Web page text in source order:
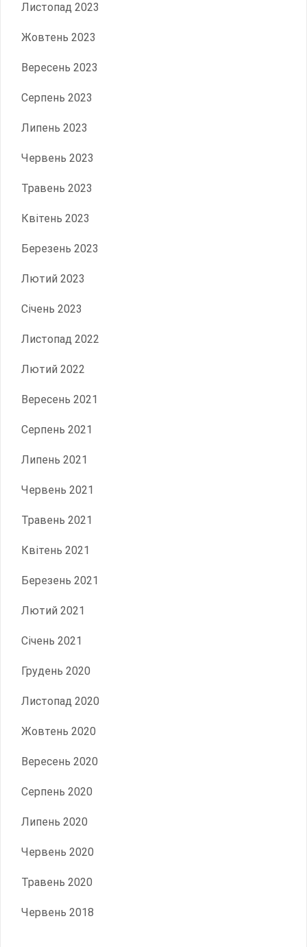
Листопад 2023
Жовтень 2023
Вересень 2023
Серпень 2023
Липень 2023
Червень 2023
Травень 2023
Квітень 2023
Березень 2023
Лютий 2023
Січень 2023
Листопад 2022
Лютий 2022
Вересень 2021
Серпень 2021
Липень 2021
Червень 2021
Травень 2021
Квітень 2021
Березень 2021
Лютий 2021
Січень 2021
Грудень 2020
Листопад 2020
Жовтень 2020
Вересень 2020
Серпень 2020
Липень 2020
Червень 2020
Травень 2020
Червень 2018